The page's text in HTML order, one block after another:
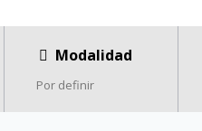
Modalidad
Por definir